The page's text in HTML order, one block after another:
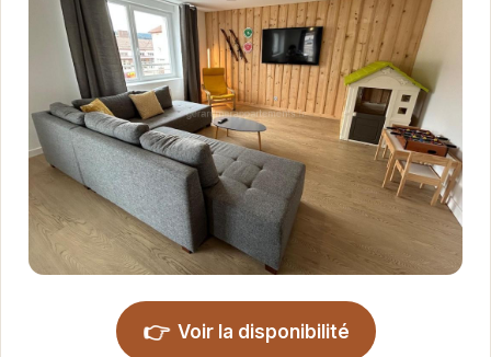
👉 Voir la disponibilité